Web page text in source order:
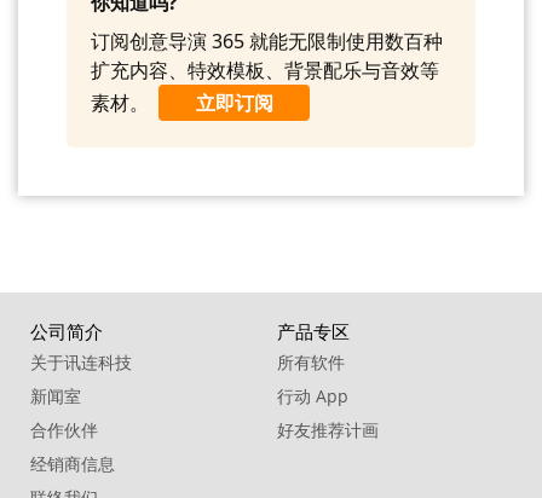
订阅创意导演 365 就能无限制使用数百种
扩充内容、特效模板、背景配乐与音效等
素材。
立即订阅
公司简介
关于讯连科技
新闻室
合作伙伴
经销商信息
产品专区
所有软件
行动 App
好友推荐计画